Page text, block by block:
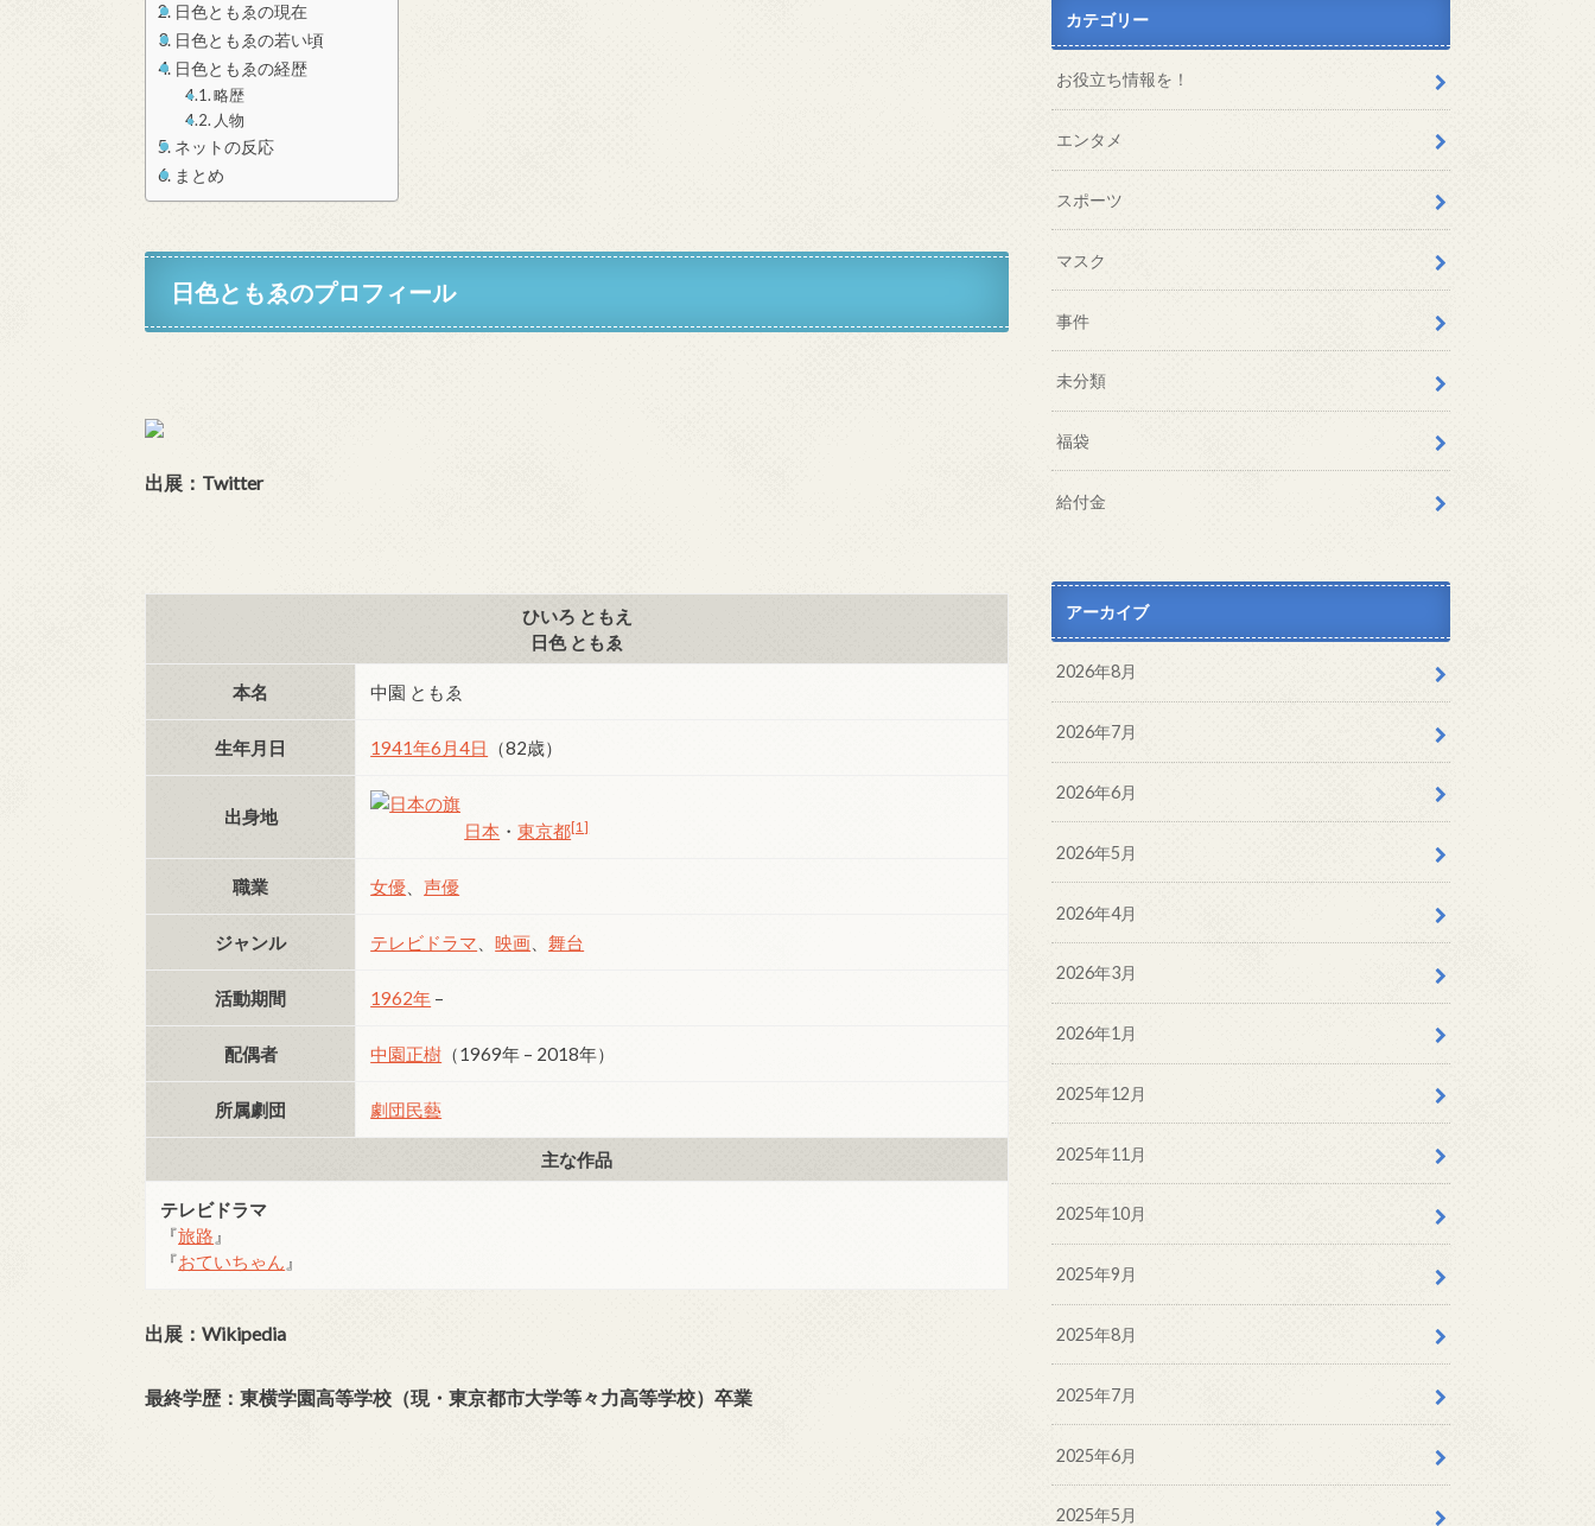
日色ともゑの現在
日色ともゑの若い頃
日色ともゑの経歴
略歴
人物
ネットの反応
まとめ
日色ともゑのプロフィール
出展：Twitter
ひいろ ともえ
日色 ともゑ
本名 中園 ともゑ
生年月日 1941年6月4日 （82歳）
出身地
日本 ・東京都[1]
職業 女優 、声優
ジャンル テレビドラマ 、映画 、舞台
活動期間 1962年 –
配偶者 中園正樹 （1969年 – 2018年）
所属劇団 劇団民藝
主な作品
テレビドラマ
『旅路 』
『おていちゃん 』
出展：Wikipedia
最終学歴：東横学園高等学校（現・東京都市大学等々力高等学校）卒業
カテゴリー
お役立ち情報を！
エンタメ
スポーツ
マスク
事件
未分類
福袋
給付金
アーカイブ
2026年8月
2026年7月
2026年6月
2026年5月
2026年4月
2026年3月
2026年1月
2025年12月
2025年11月
2025年10月
2025年9月
2025年8月
2025年7月
2025年6月
2025年5月